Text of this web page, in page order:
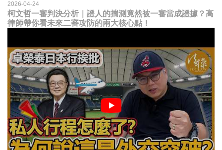
2026-04-24
柯文哲一審判決分析｜證人的揣測竟然被一審當成證據？高
律師帶你看未來二審攻防的兩大核心點！